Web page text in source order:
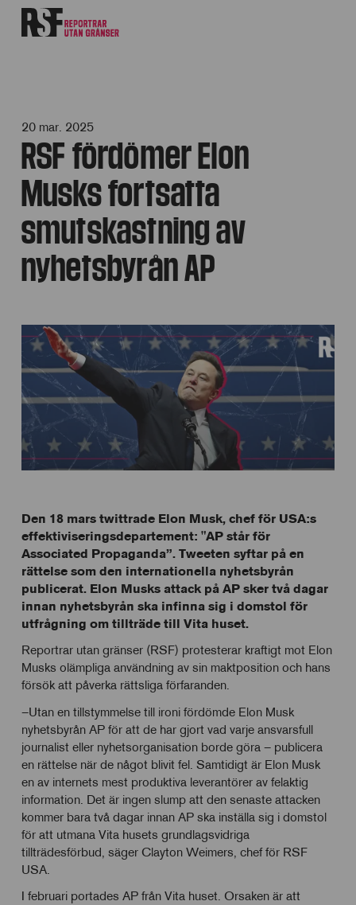
20 mar. 2025
RSF fördömer Elon
Musks fortsatta
smutskastning av
nyhetsbyrån AP
Den 18 mars twittrade Elon Musk, chef för USA:s
effektiviseringsdepartement: "AP står för
Associated Propaganda”. Tweeten syftar på en
rättelse som den internationella nyhetsbyrån
publicerat. Elon Musks attack på AP sker två dagar
innan nyhetsbyrån ska infinna sig i domstol för
utfrågning om tillträde till Vita huset.
Reportrar utan gränser (RSF) protesterar kraftigt mot Elon
Musks olämpliga användning av sin maktposition och hans
försök att påverka rättsliga förfaranden.
–Utan en tillstymmelse till ironi fördömde Elon Musk
nyhetsbyrån AP för att de har gjort vad varje ansvarsfull
journalist eller nyhetsorganisation borde göra – publicera
en rättelse när de något blivit fel. Samtidigt är Elon Musk
en av internets mest produktiva leverantörer av felaktig
information. Det är ingen slump att den senaste attacken
kommer bara två dagar innan AP ska inställa sig i domstol
för att utmana Vita husets grundlagsvidriga
tillträdesförbud, säger Clayton Weimers, chef för RSF
USA.
I februari portades AP från Vita huset. Orsaken är att